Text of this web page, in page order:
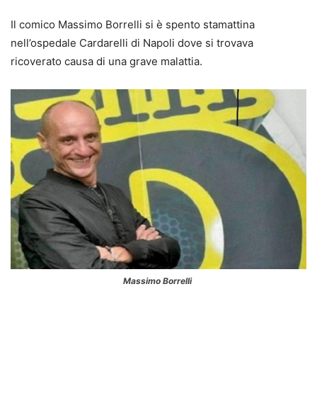
Il comico Massimo Borrelli si è spento stamattina
nell’ospedale Cardarelli di Napoli dove si trovava
ricoverato causa di una grave malattia.
Massimo Borrelli